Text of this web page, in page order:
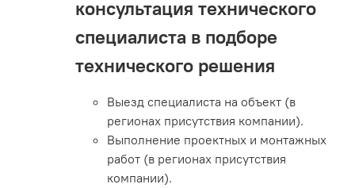
консультация технического
специалиста в подборе
технического решения
Выезд специалиста на объект (в
регионах присутствия компании).
Выполнение проектных и монтажных
работ (в регионах присутствия
компании).